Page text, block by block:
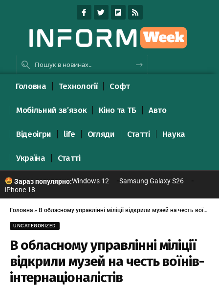
Головна Технології Софт
Мобільний зв’язок Кіно та ТБ Авто
Відеоігри life Огляди Статті Наука
Україна Статті
Зараз популярно:Windows 12
Samsung Galaxy S26
iPhone 18
Головна » В обласному управлінні міліції відкрили музей на честь воїнів-інтернаціоналістів
UNCATEGORIZED
В обласному управлінні міліції
відкрили музей на честь воїнів-
інтернаціоналістів